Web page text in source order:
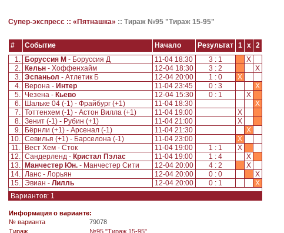
Супер-экспресс :: «Пятнашка» :: Тираж №95 "Тираж 15-95"
# Событие Начало Результат 1 x
2
1.
Боруссия М - Боруссия Д 11-04 18:30 3 : 1
X
2.
Кельн - Хоффенхайм 12-04 18:30 3 : 2
X
3. Эспаньол - Атлетик Б 12-04 20:00 1 : 0
X
4.
Верона - Интер 11-04 23:45 0 : 3
X
5. Чезена - Кьево 12-04 15:30 0 : 1
X
6.
Шальке 04 (-1) - Фрайбург (+1) 11-04 18:30
X
7. Тоттенхем (-1) - Астон Вилла (+1) 11-04 19:00
X
8. Зенит (-1) - Рубин (+1) 11-04 21:00
X
9.
Бёрнли (+1) - Арсенал (-1) 11-04 21:30
X
10. Севилья (+1) - Барселона (-1) 11-04 23:00
X
11.
Вест Хем - Сток 11-04 19:00 1 : 1
X
12. Сандерленд - Кристал Пэлас 11-04 19:00 1 : 4
X
13.
Манчестер Юн. - Манчестер Сити 12-04 20:00 4 : 2
X
14. Ланс - Лорьян 12-04 20:00 0 : 0
X
15. Эвиан - Лилль 12-04 20:00 0 : 1
X
Вариантов: 1
Информация о варианте:
№ варианта
79078
Tираж
№95 "Тираж 15-95"